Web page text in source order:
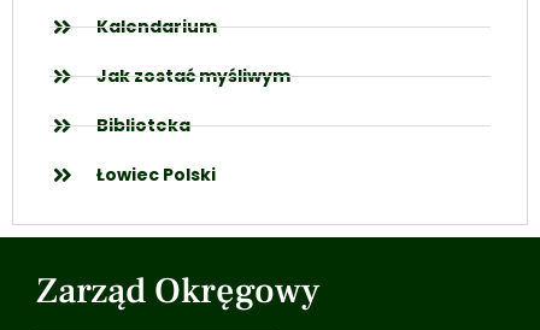
Kalendarium
Jak zostać myśliwym
Biblioteka
Łowiec Polski
Zarząd Okręgowy